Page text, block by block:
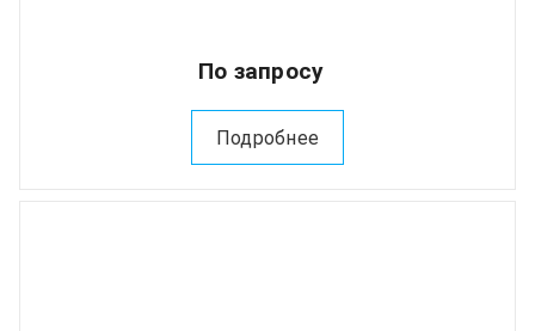
По запросу
Подробнее